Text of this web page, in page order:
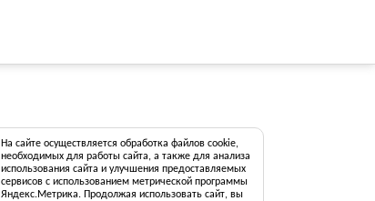
На сайте осуществляется обработка файлов cookie,
необходимых для работы сайта, а также для анализа
использования сайта и улучшения предоставляемых
сервисов с использованием метрической программы
Яндекс.Метрика. Продолжая использовать сайт, вы